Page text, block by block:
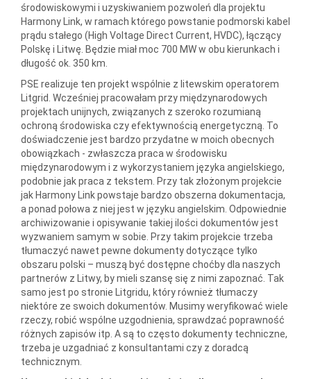
środowiskowymi i uzyskiwaniem pozwoleń dla projektu
Harmony Link, w ramach którego powstanie podmorski kabel
prądu stałego (High Voltage Direct Current, HVDC), łączący
Polskę i Litwę. Będzie miał moc 700 MW w obu kierunkach i
długość ok. 350 km.
PSE realizuje ten projekt wspólnie z litewskim operatorem
Litgrid. Wcześniej pracowałam przy międzynarodowych
projektach unijnych, związanych z szeroko rozumianą
ochroną środowiska czy efektywnością energetyczną. To
doświadczenie jest bardzo przydatne w moich obecnych
obowiązkach - zwłaszcza praca w środowisku
międzynarodowym i z wykorzystaniem języka angielskiego,
podobnie jak praca z tekstem. Przy tak złożonym projekcie
jak Harmony Link powstaje bardzo obszerna dokumentacja,
a ponad połowa z niej jest w języku angielskim. Odpowiednie
archiwizowanie i opisywanie takiej ilości dokumentów jest
wyzwaniem samym w sobie. Przy takim projekcie trzeba
tłumaczyć nawet pewne dokumenty dotyczące tylko
obszaru polski – muszą być dostępne choćby dla naszych
partnerów z Litwy, by mieli szansę się z nimi zapoznać. Tak
samo jest po stronie Litgridu, który również tłumaczy
niektóre ze swoich dokumentów. Musimy weryfikować wiele
rzeczy, robić wspólne uzgodnienia, sprawdzać poprawność
różnych zapisów itp. A są to często dokumenty techniczne,
trzeba je uzgadniać z konsultantami czy z doradcą
technicznym.